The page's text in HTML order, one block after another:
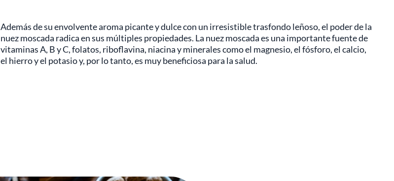
Además de su envolvente aroma picante y dulce con un irresistible trasfondo leñoso, el poder de la
nuez moscada radica en sus múltiples propiedades. La nuez moscada es una importante fuente de
vitaminas A, B y C, folatos, riboflavina, niacina y minerales como el magnesio, el fósforo, el calcio,
el hierro y el potasio y, por lo tanto, es muy beneficiosa para la salud.